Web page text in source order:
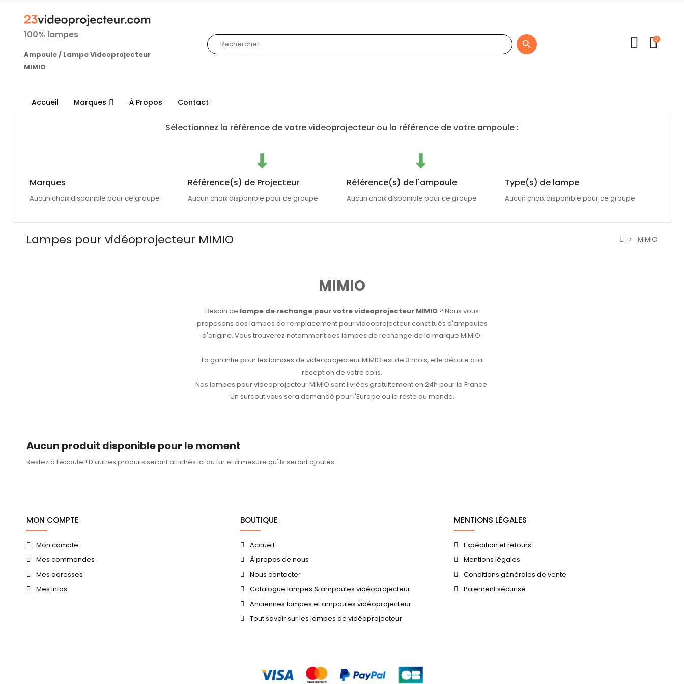
100% lampes
Ampoule / Lampe Videoprojecteur
MIMIO
 0
Accueil Marques À Propos Contact
Sélectionnez la référence de votre videoprojecteur ou la référence de votre ampoule :
Marques
Aucun choix disponible pour ce groupe
Référence(s) de Projecteur
Aucun choix disponible pour ce groupe
Référence(s) de l'ampoule
Aucun choix disponible pour ce groupe
Type(s) de lampe
Aucun choix disponible pour ce groupe
Lampes pour vidéoprojecteur MIMIO MIMIO
MIMIO
Besoin de lampe de rechange pour votre videoprojecteur MIMIO ? Nous vous
proposons des lampes de remplacement pour videoprojecteur constitués d'ampoules
d'origine. Vous trouverez notamment des lampes de rechange de la marque MIMIO.
La garantie pour les lampes de videoprojecteur MIMIO est de 3 mois, elle débute à la
réception de votre colis.
Nos lampes pour videoprojecteur MIMIO sont livrées gratuitement en 24h pour la France.
Un surcout vous sera demandé pour l'Europe ou le reste du monde.
Aucun produit disponible pour le moment
Restez à l'écoute ! D'autres produits seront affichés ici au fur et à mesure qu'ils seront ajoutés.
MON COMPTE
Mon compte
Mes commandes
Mes adresses
Mes infos
BOUTIQUE
Accueil
À propos de nous
Nous contacter
Catalogue lampes & ampoules vidéoprojecteur
Anciennes lampes et ampoules vidéoprojecteur
Tout savoir sur les lampes de vidéoprojecteur
MENTIONS LÉGALES
Expédition et retours
Mentions légales
Conditions générales de vente
Paiement sécurisé